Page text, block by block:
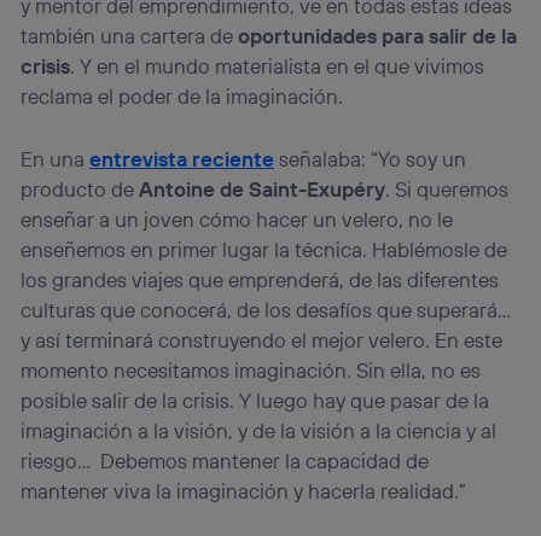
y mentor del emprendimiento, ve en todas estas ideas
también una cartera deoportunidades para salir de la
crisis. Y en el mundo materialista en el que vivimos
reclama el poder de la imaginación.
En unaentrevista recienteseñalaba: “Yo soy un
producto deAntoine de Saint-Exupéry. Si queremos
enseñar a un joven cómo hacer un velero, no le
enseñemos en primer lugar la técnica. Hablémosle de
los grandes viajes que emprenderá, de las diferentes
culturas que conocerá, de los desafíos que superará…
y así terminará construyendo el mejor velero. En este
momento necesitamos imaginación. Sin ella, no es
posible salir de la crisis. Y luego hay que pasar de la
imaginación a la visión, y de la visión a la ciencia y al
riesgo… Debemos mantener la capacidad de
mantener viva la imaginación y hacerla realidad.”